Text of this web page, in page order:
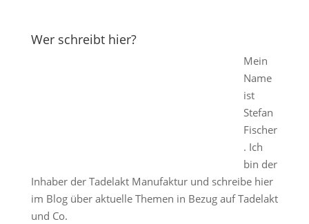
Wer schreibt hier?
Mein
Name
ist
Stefan
Fischer
. Ich
bin der
Inhaber der Tadelakt Manufaktur und schreibe hier
im Blog über aktuelle Themen in Bezug auf Tadelakt
und Co.